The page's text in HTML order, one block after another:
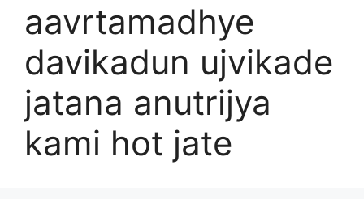
aavrtamadhye
davikadun ujvikade
jatana anutrijya
kami hot jate